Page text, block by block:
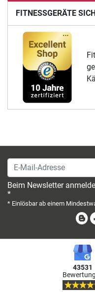
FITNESSGERÄTE
E-Mail-Adresse
Beim Newsletter
*
* Einlösbar ab einem
43531